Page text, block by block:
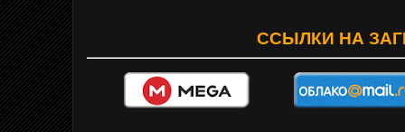
ССЫЛКИ НА